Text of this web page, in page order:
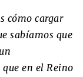
cómo cargar
sabíamos que
en el Reino